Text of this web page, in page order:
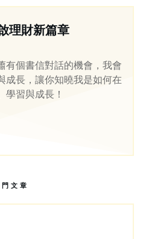
理財新篇章
有個書信對話的機會，我會
成長，讓你知曉我是如何在
學習與成長！
文章